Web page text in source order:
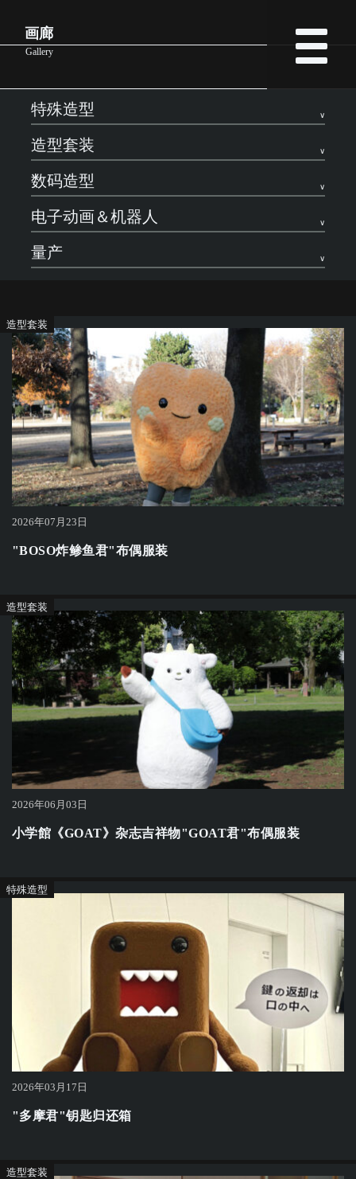
画廊
Gallery
特殊造型
造型套装
数码造型
电子动画＆机器人
量产
2026年07月23日
造型套装
"BOSO炸鲹鱼君"布偶服装
2026年06月03日
造型套装
小学館《GOAT》杂志吉祥物"GOAT君"布偶服装
2026年03月17日
特殊造型
"多摩君"钥匙归还箱
造型套装